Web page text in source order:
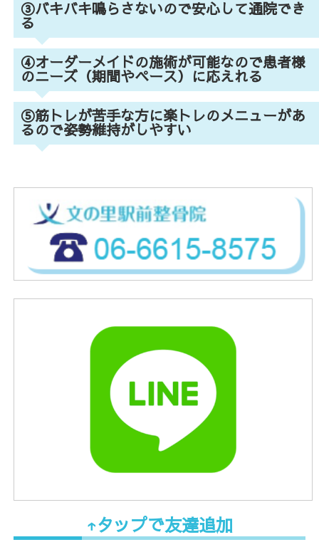
③バキバキ鳴らさないので安心して通院でき
る
④オーダーメイドの施術が可能なので患者様
のニーズ（期間やペース）に応えれる
⑤筋トレが苦手な方に楽トレのメニューがあ
るので姿勢維持がしやすい
↑タップで友達追加